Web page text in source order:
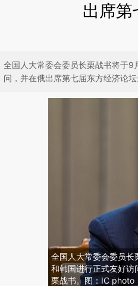
出席第
全国人大常委会委员长栗战书将于9
问，并在俄出席第七届东方经济论
全国人大常委会委员
和韩国进行正式友好访
栗战书。图：IC photo